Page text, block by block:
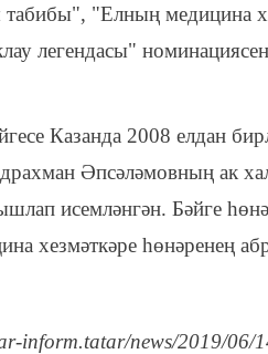
"Елның медицина
легендасы"
Казанда 2008 елдан
Әпсәләмовның ак
исемләнгән. Бәйге
хезмәткәре һөнәренең
inform.tatar/news/2019/06/